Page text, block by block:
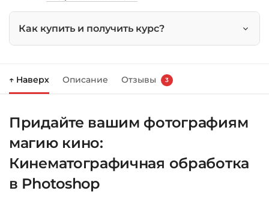
LUTs
подарок)
Как купить и получить курс?
Справа появится корзина — нажмите
Заполните все поля (почта и пароль).
Оплатите удобным способом (более 8
способов оплаты).
После оплаты появится страница
благодарности с кнопкой
↑ Наверх Описание Отзывы 3
Придайте вашим фотографиям
магию кино:
Кинематографичная обработка
в Photoshop